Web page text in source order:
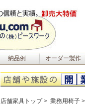
納品例 オーダー製作
店舗家具トップ 業務用椅子